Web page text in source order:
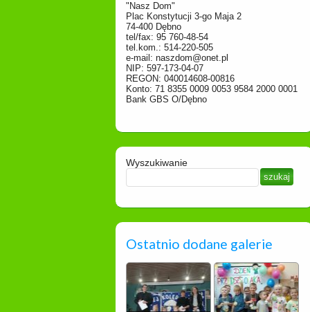
"Nasz Dom"
Plac Konstytucji 3-go Maja 2
74-400 Dębno
tel/fax: 95 760-48-54
tel.kom.: 514-220-505
e-mail: naszdom@onet.pl
NIP: 597-173-04-07
REGON: 040014608-00816
Konto: 71 8355 0009 0053 9584 2000 0001
Bank GBS O/Dębno
Wyszukiwanie
Ostatnio dodane galerie